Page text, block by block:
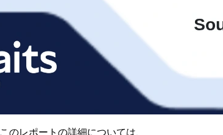
このレポートの詳細については、